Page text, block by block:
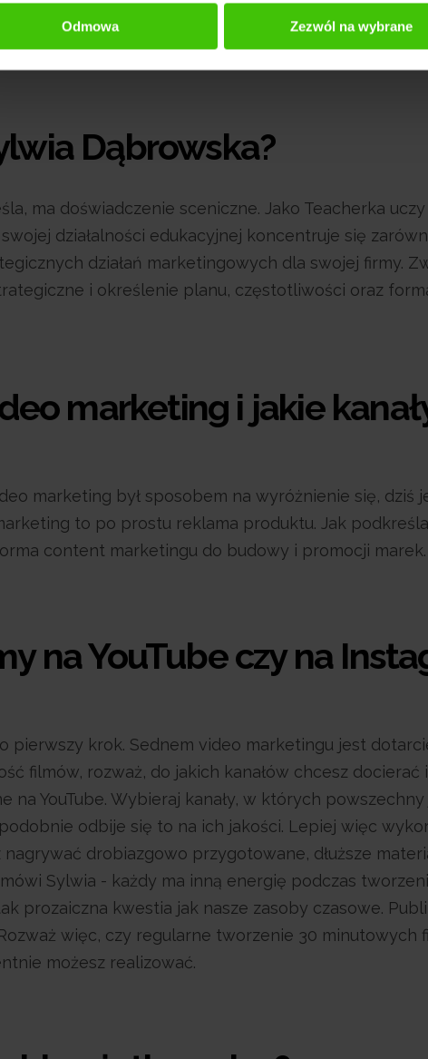
Odmowa Zezwól na wybrane
Dąbrowska?
ma doświadczenie sceniczne. Jako Teacherka
działalności edukacyjnej koncentruje się
działań marketingowych dla swojej firmy.
i określenie planu, częstotliwości oraz
marketing i jakie
marketing był sposobem na wyróżnienie się,
to po prostu reklama produktu. Jak
content marketingu do budowy i promocji marek.
na YouTube czy na
pierwszy krok. Sednem video marketingu jest
filmów, rozważ, do jakich kanałów chcesz
na YouTube. Wybieraj kanały, w których
odbije się to na ich jakości. Lepiej więc
drobiazgowo przygotowane, dłuższe
Sylwia - każdy ma inną energię podczas
prozaiczna kwestia jak nasze zasoby czasowe.
więc, czy regularne tworzenie 30 minutowych
możesz realizować.